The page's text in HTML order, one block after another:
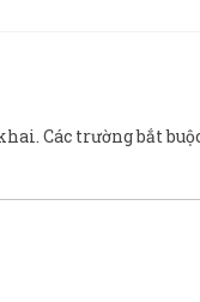
Các trường bắt